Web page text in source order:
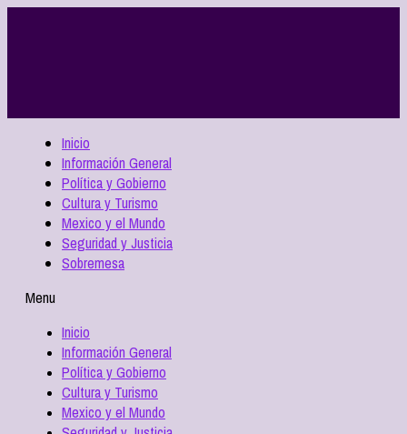
Inicio
Información General
Política y Gobierno
Cultura y Turismo
Mexico y el Mundo
Seguridad y Justicia
Sobremesa
Menu
Inicio
Información General
Política y Gobierno
Cultura y Turismo
Mexico y el Mundo